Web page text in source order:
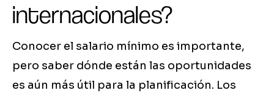
internacionales?
Conocer el salario mínimo es importante,
pero saber dónde están las oportunidades
es aún más útil para la planificación. Los